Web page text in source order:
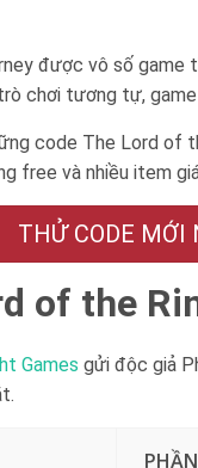
được vô số
chơi tương tự,
code The Lord of
free và nhiều item
THỬ CODE MỚI
of the
Games gửi độc giả